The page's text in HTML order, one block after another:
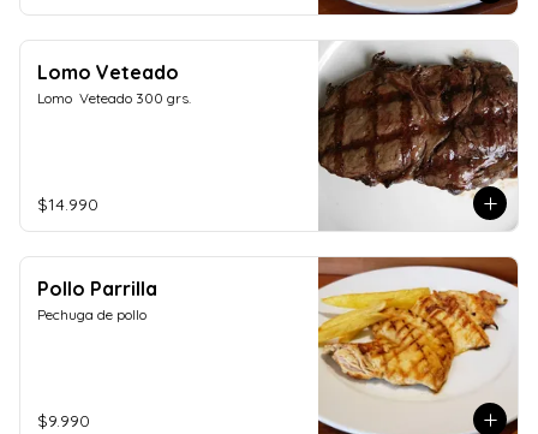
Lomo Veteado
Lomo  Veteado 300 grs.
$14.990
Pollo Parrilla
Pechuga de pollo
$9.990